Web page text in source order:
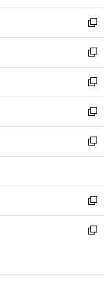
開
く
ウ
で
開
く
ン
ド
ウ
で
開
く
ウ
ィ
ン
ド
ウ
で
開
く
新
し
い
ウ
ィ
ン
ド
ウ
で
開
新
し
い
ウ
ィ
ン
ド
ウ
開
く
新
し
い
ウ
ィ
ン
ウ
で
開
く
新
し
い
ウ
ン
ド
ウ
で
新
し
ウ
ィ
ン
ド
開
新
し
い
ン
新
ウ